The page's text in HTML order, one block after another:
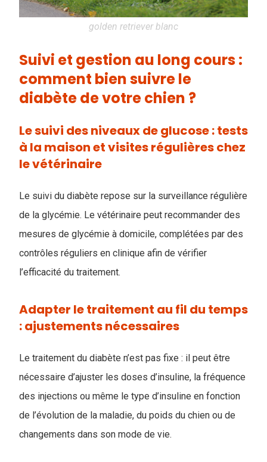
golden retriever blanc
Suivi et gestion au long cours :
comment bien suivre le
diabète de votre chien ?
Le suivi des niveaux de glucose : tests
à la maison et visites régulières chez
le vétérinaire
Le suivi du diabète repose sur la surveillance régulière
de la glycémie. Le vétérinaire peut recommander des
mesures de glycémie à domicile, complétées par des
contrôles réguliers en clinique afin de vérifier
l’efficacité du traitement.
Adapter le traitement au fil du temps
: ajustements nécessaires
Le traitement du diabète n’est pas fixe : il peut être
nécessaire d’ajuster les doses d’insuline, la fréquence
des injections ou même le type d’insuline en fonction
de l’évolution de la maladie, du poids du chien ou de
changements dans son mode de vie.